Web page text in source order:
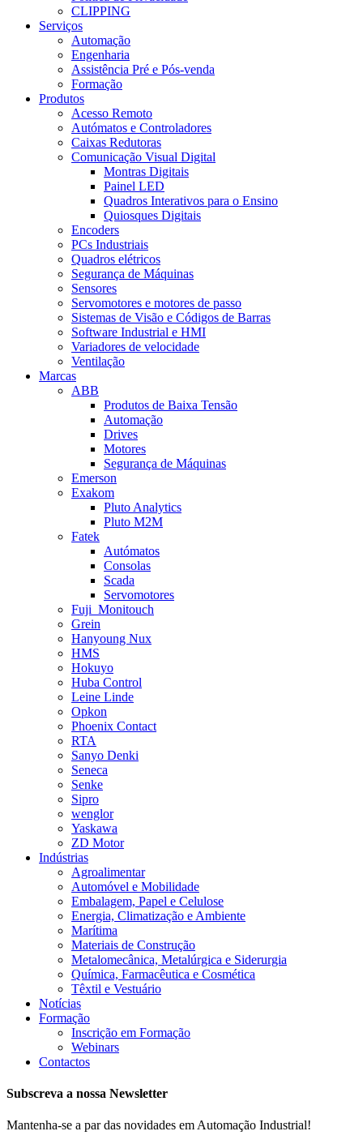
CLIPPING
Serviços
Automação
Engenharia
Assistência Pré e Pós-venda
Formação
Produtos
Acesso Remoto
Autómatos e Controladores
Caixas Redutoras
Comunicação Visual Digital
Montras Digitais
Painel LED
Quadros Interativos para o Ensino
Quiosques Digitais
Encoders
PCs Industriais
Quadros elétricos
Segurança de Máquinas
Sensores
Servomotores e motores de passo
Sistemas de Visão e Códigos de Barras
Software Industrial e HMI
Variadores de velocidade
Ventilação
Marcas
ABB
Produtos de Baixa Tensão
Automação
Drives
Motores
Segurança de Máquinas
Emerson
Exakom
Pluto Analytics
Pluto M2M
Fatek
Autómatos
Consolas
Scada
Servomotores
Fuji_Monitouch
Grein
Hanyoung Nux
HMS
Hokuyo
Huba Control
Leine Linde
Opkon
Phoenix Contact
RTA
Sanyo Denki
Seneca
Senke
Sipro
wenglor
Yaskawa
ZD Motor
Indústrias
Agroalimentar
Automóvel e Mobilidade
Embalagem, Papel e Celulose
Energia, Climatização e Ambiente
Marítima
Materiais de Construção
Metalomecânica, Metalúrgica e Siderurgia
Química, Farmacêutica e Cosmética
Têxtil e Vestuário
Notícias
Formação
Inscrição em Formação
Webinars
Contactos
Subscreva a nossa Newsletter
Mantenha-se a par das novidades em Automação Industrial!